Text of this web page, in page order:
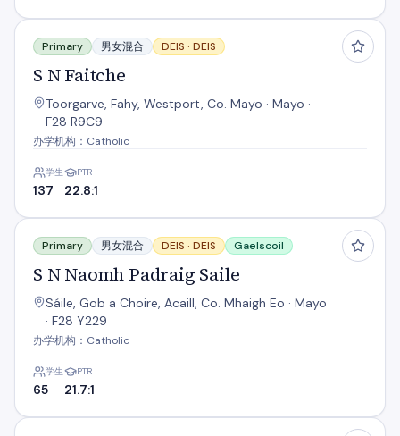
S N Faitche
Primary 男女混合 DEIS · DEIS
S N Faitche
Toorgarve, Fahy, Westport, Co. Mayo · Mayo ·
F28 R9C9
办学机构：Catholic
学生
137
PTR
22.8:1
S N Naomh Padraig Saile
Primary 男女混合 DEIS · DEIS Gaelscoil
S N Naomh Padraig Saile
Sáile, Gob a Choire, Acaill, Co. Mhaigh Eo · Mayo
· F28 Y229
办学机构：Catholic
学生
65
PTR
21.7:1
S N Padraig Naofa